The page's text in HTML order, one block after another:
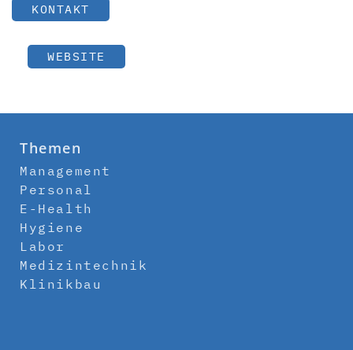
KONTAKT
WEBSITE
Themen
Management
Personal
E-Health
Hygiene
Labor
Medizintechnik
Klinikbau